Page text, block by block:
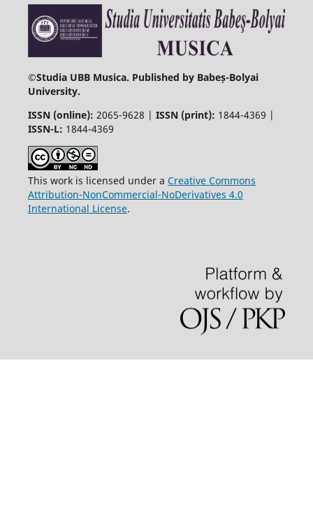
©Studia UBB Musica. Published by Babeș-Bolyai
University.
ISSN (online): 2065-9628 | ISSN (print): 1844-4369 |
ISSN-L: 1844-4369
This work is licensed under a Creative Commons
Attribution-NonCommercial-NoDerivatives 4.0
International License.